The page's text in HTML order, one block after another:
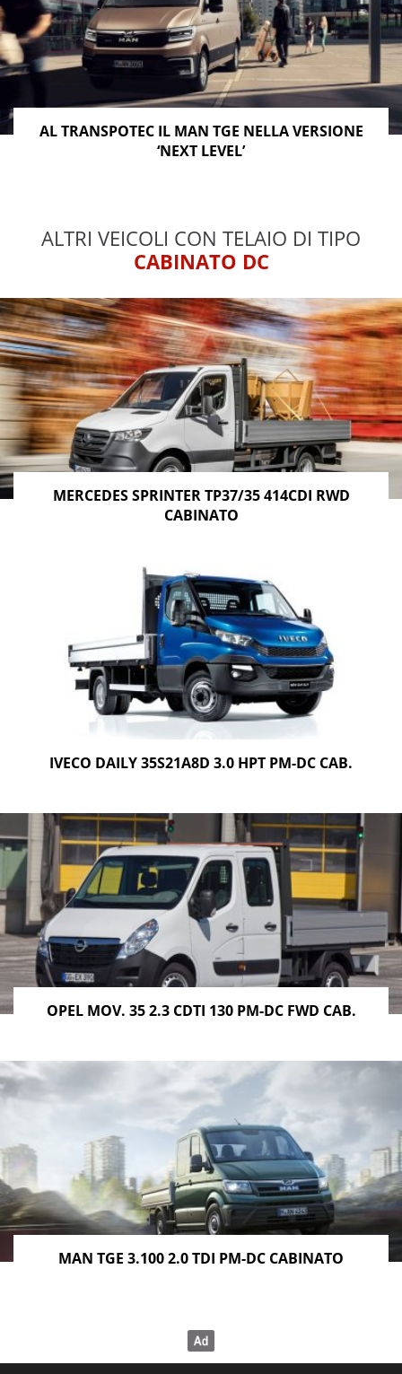
AL TRANSPOTEC IL MAN TGE NELLA VERSIONE
‘NEXT LEVEL’
ALTRI VEICOLI CON TELAIO DI TIPO
CABINATO DC
MERCEDES SPRINTER TP37/35 414CDI RWD
CABINATO
IVECO DAILY 35S21A8D 3.0 HPT PM-DC CAB.
OPEL MOV. 35 2.3 CDTI 130 PM-DC FWD CAB.
MAN TGE 3.100 2.0 TDI PM-DC CABINATO